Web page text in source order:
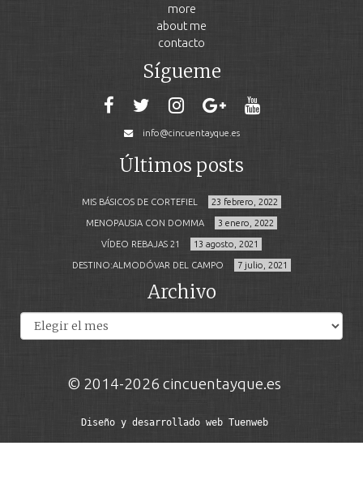
more
about me
contacto
Sígueme
info@cincuentayque.es
Últimos posts
MIS BÁSICOS DE CORTEFIEL 23 febrero, 2022
MENOPAUSIA CON DOMMA 3 enero, 2022
VÍDEO REBAJAS 21 13 agosto, 2021
DESTINO:ALMODÓVAR DEL CAMPO 7 julio, 2021
Archivo
© 2014-2026 cincuentayque.es
Diseño y desarrollado web Tuenweb